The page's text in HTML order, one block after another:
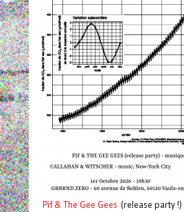
Pif& The Gee Gees (release party !)